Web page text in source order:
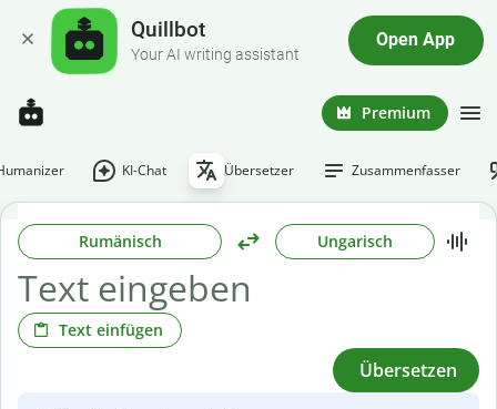
Quillbot
Your AI writing assistant
Open App
Premium
KI-Chat Übersetzer Zusammenfasser
Rumänisch Ungarisch
Text einfügen
Übersetzen